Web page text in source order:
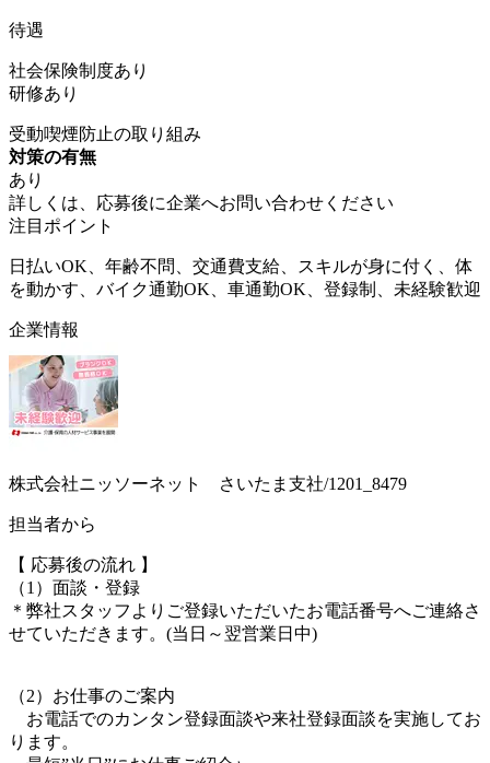
待遇
社会保険制度あり
研修あり
受動喫煙防止の取り組み
対策の有無
あり
詳しくは、応募後に企業へお問い合わせください
注目ポイント
日払いOK、年齢不問、交通費支給、スキルが身に付く、体
を動かす、バイク通勤OK、車通勤OK、登録制、未経験歓迎
企業情報
株式会社ニッソーネット さいたま支社/1201_8479
担当者から
【 応募後の流れ 】
（1）面談・登録
＊弊社スタッフよりご登録いただいたお電話番号へご連絡さ
せていただきます。(当日～翌営業日中)
（2）お仕事のご案内
お電話でのカンタン登録面談や来社登録面談を実施してお
ります。